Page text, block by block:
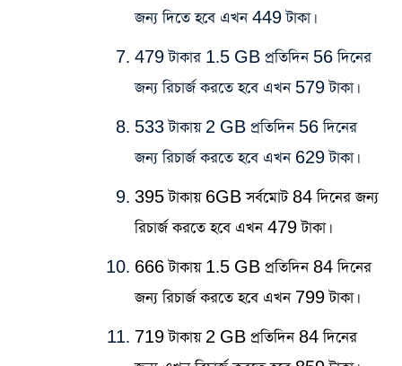
জন্য দিতে হবে এখন 449 টাকা।
479 টাকার 1.5 GB প্রতিদিন 56 দিনের
জন্য রিচার্জ করতে হবে এখন 579 টাকা।
533 টাকায় 2 GB প্রতিদিন 56 দিনের
জন্য রিচার্জ করতে হবে এখন 629 টাকা।
395 টাকায় 6GB সর্বমোট 84 দিনের জন্য
রিচার্জ করতে হবে এখন 479 টাকা।
666 টাকায় 1.5 GB প্রতিদিন 84 দিনের
জন্য রিচার্জ করতে হবে এখন 799 টাকা।
719 টাকায় 2 GB প্রতিদিন 84 দিনের